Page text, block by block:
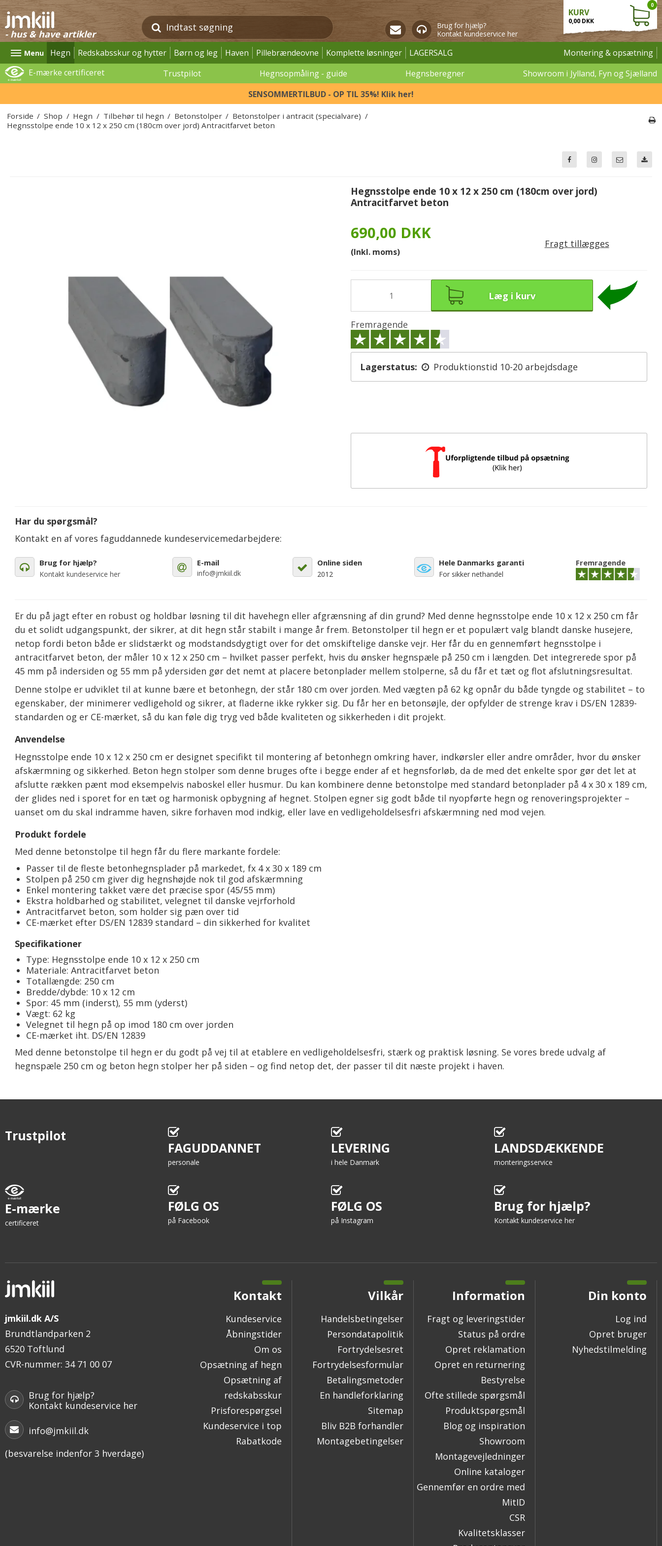
- hus & have artikler
Brug for hjælp?
Kontakt kundeservice her
KURV
0,00 DKK
0
Menu Hegn Redskabsskur og hytter Børn og leg Haven Pillebrændeovne Komplette løsninger LAGERSALG
Montering & opsætning
E-mærke certificeret
Trustpilot Hegnsopmåling - guide Hegnsberegner
Showroom i Jylland, Fyn og Sjælland
SENSOMMERTILBUD - OP TIL 35%! Klik her!
Forside / Shop / Hegn / Tilbehør til hegn / Betonstolper / Betonstolper i antracit (specialvare) /
Hegnsstolpe ende 10 x 12 x 250 cm (180cm over jord) Antracitfarvet beton
Hegnsstolpe ende 10 x 12 x 250 cm (180cm over jord)
Antracitfarvet beton
690,00 DKK
(Inkl. moms)
Fragt tillægges
Læg i kurv
Fremragende
Lagerstatus: Produktionstid 10-20 arbejdsdage
Har du spørgsmål?
Kontakt en af vores faguddannede kundeservicemedarbejdere:
Brug for hjælp?
Kontakt kundeservice her
E-mail
info@jmkiil.dk
Online siden
2012
Hele Danmarks garanti
For sikker nethandel
Fremragende
Er du på jagt efter en robust og holdbar løsning til dit havehegn eller afgrænsning af din grund? Med denne hegnsstolpe ende 10 x 12 x 250 cm får
du et solidt udgangspunkt, der sikrer, at dit hegn står stabilt i mange år frem. Betonstolper til hegn er et populært valg blandt danske husejere,
netop fordi beton både er slidstærkt og modstandsdygtigt over for det omskiftelige danske vejr. Her får du en gennemført hegnsstolpe i
antracitfarvet beton, der måler 10 x 12 x 250 cm – hvilket passer perfekt, hvis du ønsker hegnspæle på 250 cm i længden. Det integrerede spor på
45 mm på indersiden og 55 mm på ydersiden gør det nemt at placere betonplader mellem stolperne, så du får et tæt og flot afslutningsresultat.
Denne stolpe er udviklet til at kunne bære et betonhegn, der står 180 cm over jorden. Med vægten på 62 kg opnår du både tyngde og stabilitet – to
egenskaber, der minimerer vedligehold og sikrer, at fladerne ikke rykker sig. Du får her en betonsøjle, der opfylder de strenge krav i DS/EN 12839-
standarden og er CE-mærket, så du kan føle dig tryg ved både kvaliteten og sikkerheden i dit projekt.
Anvendelse
Hegnsstolpe ende 10 x 12 x 250 cm er designet specifikt til montering af betonhegn omkring haver, indkørsler eller andre områder, hvor du ønsker
afskærmning og sikkerhed. Beton hegn stolper som denne bruges ofte i begge ender af et hegnsforløb, da de med det enkelte spor gør det let at
afslutte rækken pænt mod eksempelvis naboskel eller husmur. Du kan kombinere denne betonstolpe med standard betonplader på 4 x 30 x 189 cm,
der glides ned i sporet for en tæt og harmonisk opbygning af hegnet. Stolpen egner sig godt både til nyopførte hegn og renoveringsprojekter –
uanset om du skal indramme haven, sikre forhaven mod indkig, eller lave en vedligeholdelsesfri afskærmning ned mod vejen.
Produkt fordele
Med denne betonstolpe til hegn får du flere markante fordele:
Passer til de fleste betonhegnsplader på markedet, fx 4 x 30 x 189 cm
Stolpen på 250 cm giver dig hegnshøjde nok til god afskærmning
Enkel montering takket være det præcise spor (45/55 mm)
Ekstra holdbarhed og stabilitet, velegnet til danske vejrforhold
Antracitfarvet beton, som holder sig pæn over tid
CE-mærket efter DS/EN 12839 standard – din sikkerhed for kvalitet
Specifikationer
Type: Hegnsstolpe ende 10 x 12 x 250 cm
Materiale: Antracitfarvet beton
Totallængde: 250 cm
Bredde/dybde: 10 x 12 cm
Spor: 45 mm (inderst), 55 mm (yderst)
Vægt: 62 kg
Velegnet til hegn på op imod 180 cm over jorden
CE-mærket iht. DS/EN 12839
Med denne betonstolpe til hegn er du godt på vej til at etablere en vedligeholdelsesfri, stærk og praktisk løsning. Se vores brede udvalg af
hegnspæle 250 cm og beton hegn stolper her på siden – og find netop det, der passer til dit næste projekt i haven.
Trustpilot
FAGUDDANNET
personale
LEVERING
i hele Danmark
LANDSDÆKKENDE
monteringsservice
E-mærke
certificeret
FØLG OS
på Facebook
FØLG OS
på Instagram
Brug for hjælp?
Kontakt kundeservice her
jmkiil.dk A/S
Brundtlandparken 2
6520 Toftlund
CVR-nummer: 34 71 00 07
Brug for hjælp?
Kontakt kundeservice her
info@jmkiil.dk
(besvarelse indenfor 3 hverdage)
Kontakt
Kundeservice
Åbningstider
Om os
Opsætning af hegn
Opsætning af
redskabsskur
Prisforespørgsel
Kundeservice i top
Rabatkode
Vilkår
Handelsbetingelser
Persondatapolitik
Fortrydelsesret
Fortrydelsesformular
Betalingsmetoder
En handleforklaring
Sitemap
Bliv B2B forhandler
Montagebetingelser
Information
Fragt og leveringstider
Status på ordre
Opret reklamation
Opret en returnering
Bestyrelse
Ofte stillede spørgsmål
Produktspørgsmål
Blog og inspiration
Showroom
Montagevejledninger
Online kataloger
Gennemfør en ordre med
MitID
CSR
Kvalitetsklasser
Din konto
Log ind
Opret bruger
Nyhedstilmelding